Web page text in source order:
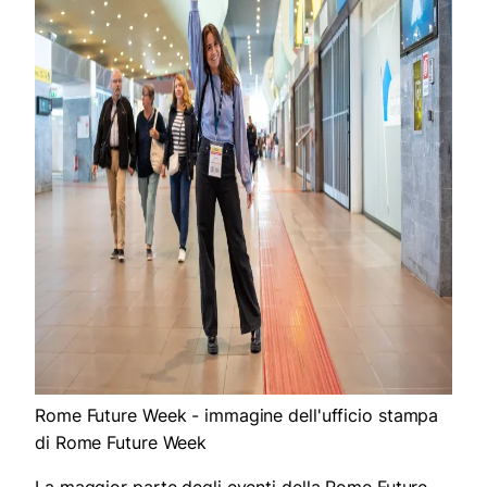
Rome Future Week - immagine dell'ufficio stampa
di Rome Future Week